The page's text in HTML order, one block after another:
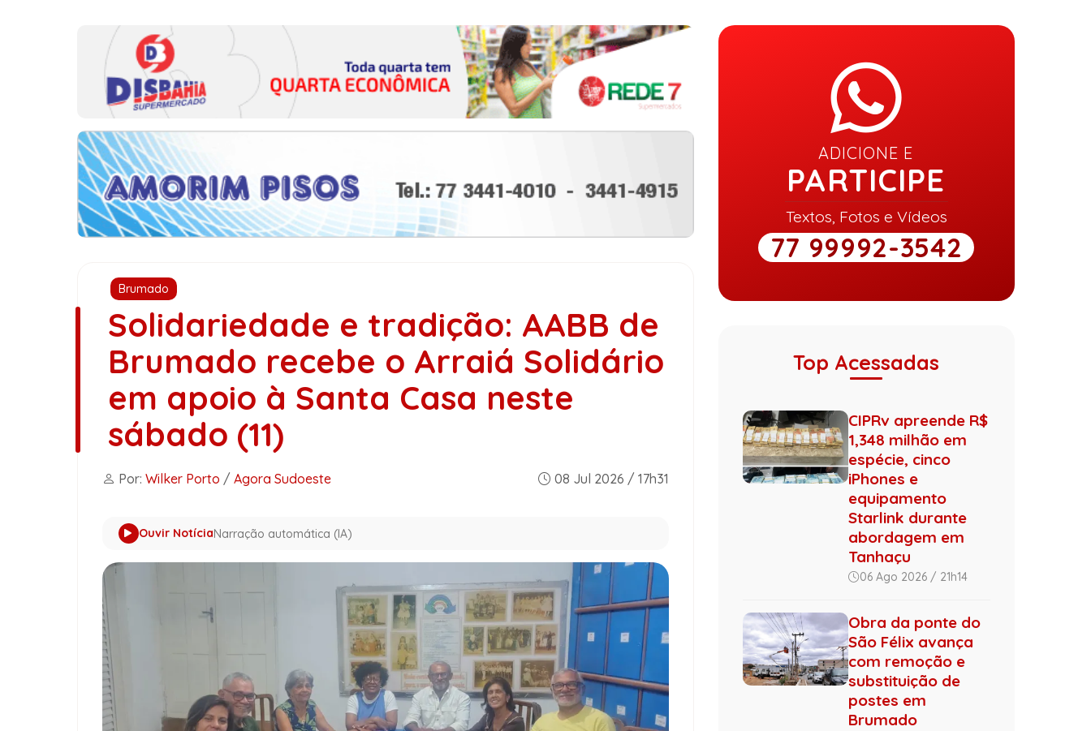
Brumado
Solidariedade e tradição: AABB de
Brumado recebe o Arraiá Solidário
em apoio à Santa Casa neste
sábado (11)
Por: Wilker Porto / Agora Sudoeste 08 Jul 2026 / 17h31
Ouvir NotíciaNarração automática (IA)
ADICIONE E
PARTICIPE
Textos, Fotos e Vídeos
77 99992-3542
Top Acessadas
CIPRv apreende R$
1,348 milhão em
espécie, cinco
iPhones e
equipamento
Starlink durante
abordagem em
Tanhaçu
06 Ago 2026 / 21h14
Obra da ponte do
São Félix avança
com remoção e
substituição de
postes em
Brumado